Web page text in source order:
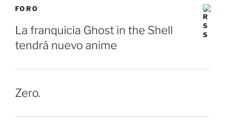
FORO
La franquicia Ghost in the Shell
tendrá nuevo anime
Zero.